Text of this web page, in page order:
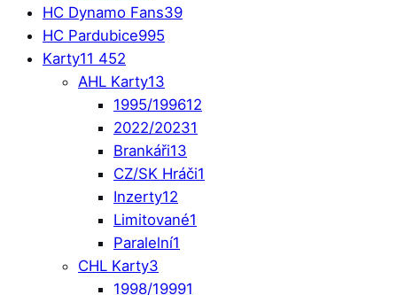
HC Dynamo Fans39
HC Pardubice995
Karty11 452
AHL Karty13
1995/199612
2022/20231
Brankáři13
CZ/SK Hráči1
Inzerty12
Limitované1
Paralelní1
CHL Karty3
1998/19991